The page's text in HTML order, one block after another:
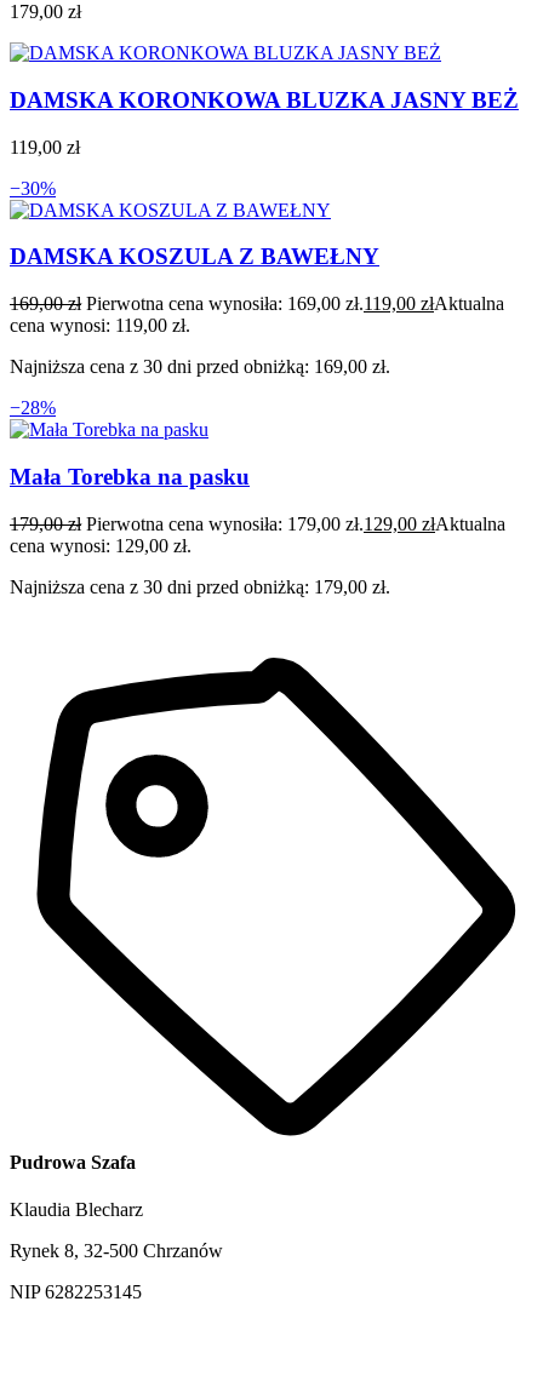
179,00 zł
DAMSKA KORONKOWA BLUZKA JASNY BEŻ
119,00 zł
−30%
DAMSKA KOSZULA Z BAWEŁNY
169,00zł Pierwotna cena wynosiła: 169,00 zł.119,00 złAktualna
cena wynosi: 119,00 zł.
Najniższa cena z 30 dni przed obniżką: 169,00 zł.
−28%
Mała Torebka na pasku
179,00zł Pierwotna cena wynosiła: 179,00 zł.129,00 złAktualna
cena wynosi: 129,00 zł.
Najniższa cena z 30 dni przed obniżką: 179,00 zł.
Pudrowa Szafa
Klaudia Blecharz
Rynek 8, 32-500 Chrzanów
NIP 6282253145